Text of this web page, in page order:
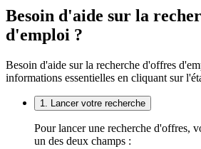
Besoin d'aide sur la
d'emploi ?
Besoin d'aide sur la recherche d'offres
informations essentielles en cliquant sur
1. Lancer votre recherche
Pour lancer une recherche d'offres,
un des deux champs :